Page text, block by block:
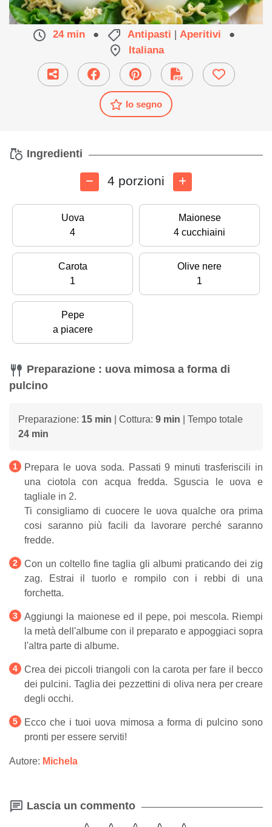
Un'idea simpatica per un antipasto di Pasqua.
24 min ● Antipasti | Aperitivi
●
Italiana
Io segno
Ingredienti
4 porzioni
Uova
4
Maionese
4 cucchiaini
Carota
1
Olive nere
1
Pepe
a piacere
Preparazione : uova mimosa a forma di
pulcino
Preparazione: 15 min | Cottura: 9 min | Tempo totale
24 min
Prepara le uova soda. Passati 9 minuti trasferiscili in
una ciotola con acqua fredda. Sguscia le uova e
tagliale in 2.
Ti consigliamo di cuocere le uova qualche ora prima
cosi saranno più facili da lavorare perché saranno
fredde.
Con un coltello fine taglia gli albumi praticando dei zig
zag. Estrai il tuorlo e rompilo con i rebbi di una
forchetta.
Aggiungi la maionese ed il pepe, poi mescola. Riempi
la metà dell'albume con il preparato e appoggiaci sopra
l'altra parte di albume.
Crea dei piccoli triangoli con la carota per fare il becco
dei pulcini. Taglia dei pezzettini di oliva nera per creare
degli occhi.
Ecco che i tuoi uova mimosa a forma di pulcino sono
pronti per essere serviti!
Autore: Michela
Lascia un commento